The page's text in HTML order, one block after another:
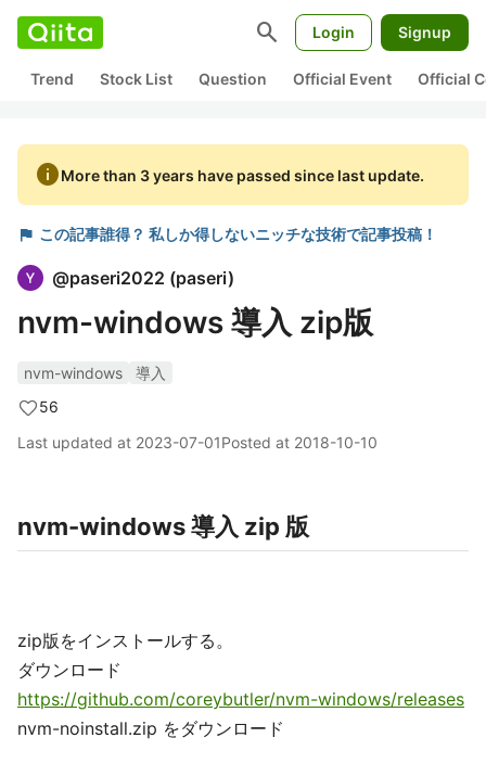
search Login Signup
Trend Stock List Question Official Event Official
infoMore than 3 years have passed since last update.
flag この記事誰得？ 私しか得しないニッチな技術で記事投稿！
@paseri2022 (paseri)
nvm-windows 導入 zip版
nvm-windows
導入
56
Last updated at 2023-07-01Posted at 2018-10-10
nvm-windows 導入 zip 版
zip版をインストールする。
ダウンロード
https://github.com/coreybutler/nvm-windows/releases
nvm-noinstall.zip をダウンロード